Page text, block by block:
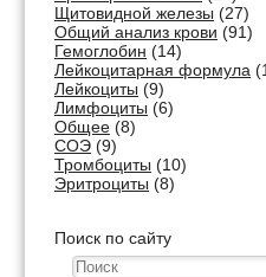
Щитовидной железы (27)
Общий анализ крови (91)
Гемоглобин (14)
Лейкоцитарная формула
Лейкоциты (9)
Лимфоциты (6)
Общее (8)
СОЭ (9)
Тромбоциты (10)
Эритроциты (8)
Поиск по сайту